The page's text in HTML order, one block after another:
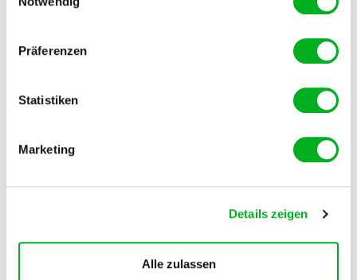
Präferenzen
Statistiken
Marketing
Details zeigen
Alle zulassen